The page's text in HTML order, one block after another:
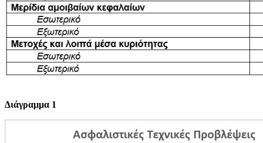
Διάγραμμα 1